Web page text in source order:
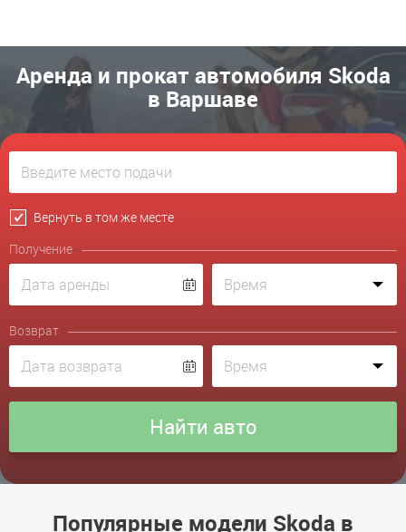
Аренда и прокат автомобиля Skoda
в Варшаве
Вернуть в том же месте
Получение
Возврат
Популярные модели Skoda в